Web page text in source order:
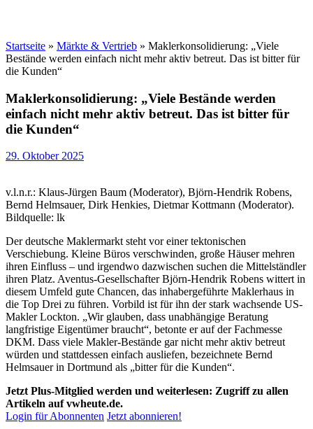
Startseite » Märkte & Vertrieb » Maklerkonsolidierung: „Viele
Bestände werden einfach nicht mehr aktiv betreut. Das ist bitter für
die Kunden“
Maklerkonsolidierung: „Viele Bestände werden
einfach nicht mehr aktiv betreut. Das ist bitter für
die Kunden“
29. Oktober 2025
v.l.n.r.: Klaus-Jürgen Baum (Moderator), Björn-Hendrik Robens,
Bernd Helmsauer, Dirk Henkies, Dietmar Kottmann (Moderator).
Bildquelle: lk
Der deutsche Maklermarkt steht vor einer tektonischen
Verschiebung. Kleine Büros verschwinden, große Häuser mehren
ihren Einfluss – und irgendwo dazwischen suchen die Mittelständler
ihren Platz. Aventus-Gesellschafter Björn-Hendrik Robens wittert in
diesem Umfeld gute Chancen, das inhabergeführte Maklerhaus in
die Top Drei zu führen. Vorbild ist für ihn der stark wachsende US-
Makler Lockton. „Wir glauben, dass unabhängige Beratung
langfristige Eigentümer braucht“, betonte er auf der Fachmesse
DKM. Dass viele Makler-Bestände gar nicht mehr aktiv betreut
würden und stattdessen einfach ausliefen, bezeichnete Bernd
Helmsauer in Dortmund als „bitter für die Kunden“.
Jetzt Plus-Mitglied werden und weiterlesen: Zugriff zu allen
Artikeln auf vwheute.de.
Login für Abonnenten Jetzt abonnieren!